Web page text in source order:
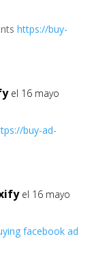
https://buy-
el 16 mayo
buy-ad-
el 16 mayo
facebook ad